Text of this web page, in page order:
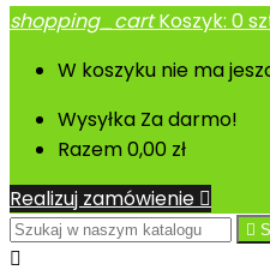
shopping_cart Koszyk: 0
W koszyku nie ma
Wysyłka Za darmo!
Razem0,00 zł
Realizuj zamówienie 

